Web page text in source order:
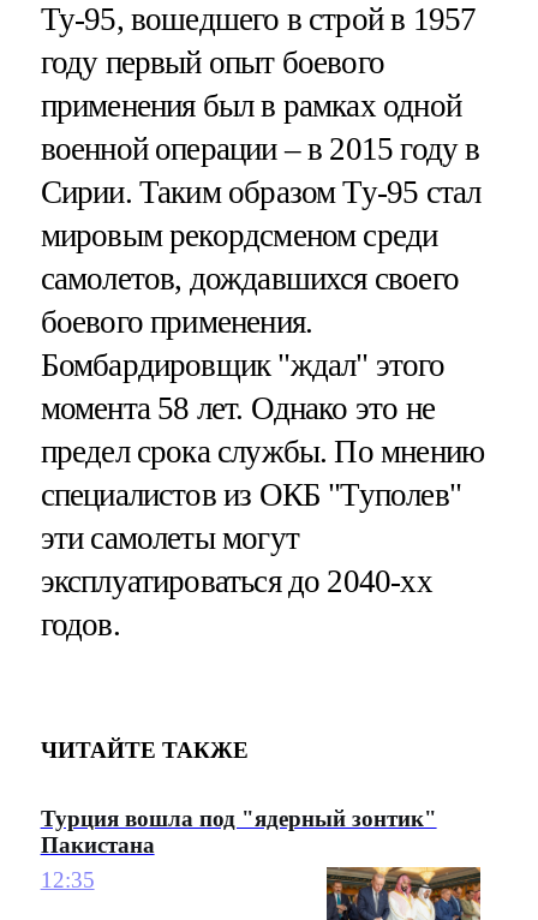
Ту-95, вошедшего в строй в 1957
году первый опыт боевого
применения был в рамках одной
военной операции – в 2015 году в
Сирии. Таким образом Ту-95 стал
мировым рекордсменом среди
самолетов, дождавшихся своего
боевого применения.
Бомбардировщик "ждал" этого
момента 58 лет. Однако это не
предел срока службы. По мнению
специалистов из ОКБ "Туполев"
эти самолеты могут
эксплуатироваться до 2040-хх
годов.
ЧИТАЙТЕ ТАКЖЕ
Турция вошла под "ядерный зонтик"
Пакистана
12:35